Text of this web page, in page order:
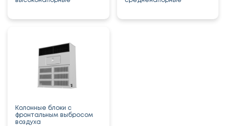
Колонные блоки с
фронтальным выбросом
воздуха